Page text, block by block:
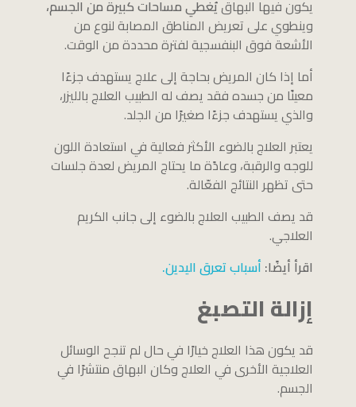
يكون فيها البهاقيُغطي مساحات كبيرة من الجسم،
وينطوي على تعريض المناطق المصابة لنوع من
الأشعة فوق البنفسجية لفترة محددة من الوقت.
أما إذا كان المريض بحاجة إلى علاج يستهدف جزءًا
معينًا من جسده فقد يصف له الطبيب العلاج بالليزر،
والذي يستهدف جزءًا صغيرًا من الجلد.
يعتبر العلاج بالضوء الأكثر فعالية في استعادة اللون
للوجه والرقبة، وعادًة ما يحتاج المريض لعدة جلسات
حتى تظهر النتائج الفعّالة.
قد يصف الطبيب العلاج بالضوء إلى جانب الكريم
العلاجي.
اقرأ أيضًا: أسباب تعرق اليدين.
إزالة التصبغ
قد يكون هذا العلاج خيارًا في حال لم تنجح الوسائل
العلاجية الأخرى في العلاج وكان البهاق منتشرًا في
الجسم.